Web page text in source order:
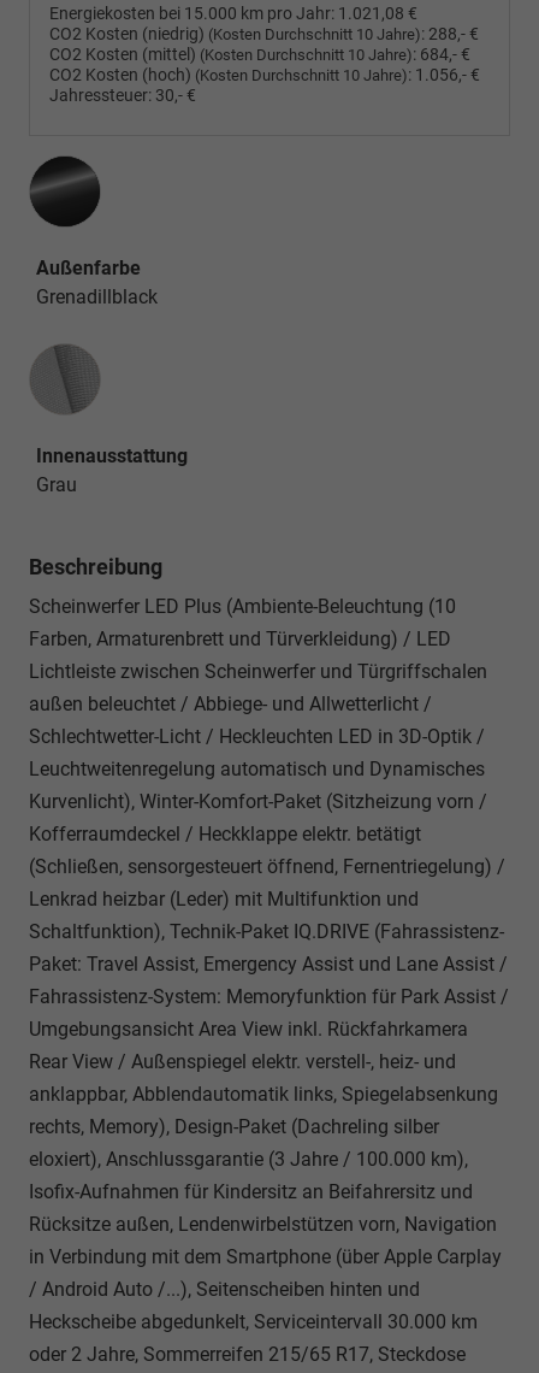
Energiekosten bei 15.000 km pro Jahr: 1.021,08 €
CO2 Kosten (niedrig) (Kosten Durchschnitt 10 Jahre): 288,- €
CO2 Kosten (mittel) (Kosten Durchschnitt 10 Jahre): 684,- €
CO2 Kosten (hoch) (Kosten Durchschnitt 10 Jahre): 1.056,- €
Jahressteuer: 30,- €
Außenfarbe
Grenadillblack
Innenausstattung
Innenausstattung
Grau
Beschreibung
Scheinwerfer LED Plus (Ambiente-Beleuchtung (10
Farben, Armaturenbrett und Türverkleidung) / LED
Lichtleiste zwischen Scheinwerfer und Türgriffschalen
außen beleuchtet / Abbiege- und Allwetterlicht /
Schlechtwetter-Licht / Heckleuchten LED in 3D-Optik /
Leuchtweitenregelung automatisch und Dynamisches
Kurvenlicht), Winter-Komfort-Paket (Sitzheizung vorn /
Kofferraumdeckel / Heckklappe elektr. betätigt
(Schließen, sensorgesteuert öffnend, Fernentriegelung) /
Lenkrad heizbar (Leder) mit Multifunktion und
Schaltfunktion), Technik-Paket IQ.DRIVE (Fahrassistenz-
Paket: Travel Assist, Emergency Assist und Lane Assist /
Fahrassistenz-System: Memoryfunktion für Park Assist /
Umgebungsansicht Area View inkl. Rückfahrkamera
Rear View / Außenspiegel elektr. verstell-, heiz- und
anklappbar, Abblendautomatik links, Spiegelabsenkung
rechts, Memory), Design-Paket (Dachreling silber
eloxiert), Anschlussgarantie (3 Jahre / 100.000 km),
Isofix-Aufnahmen für Kindersitz an Beifahrersitz und
Rücksitze außen, Lendenwirbelstützen vorn, Navigation
in Verbindung mit dem Smartphone (über Apple Carplay
/ Android Auto /...), Seitenscheiben hinten und
Heckscheibe abgedunkelt, Serviceintervall 30.000 km
oder 2 Jahre, Sommerreifen 215/65 R17, Steckdose